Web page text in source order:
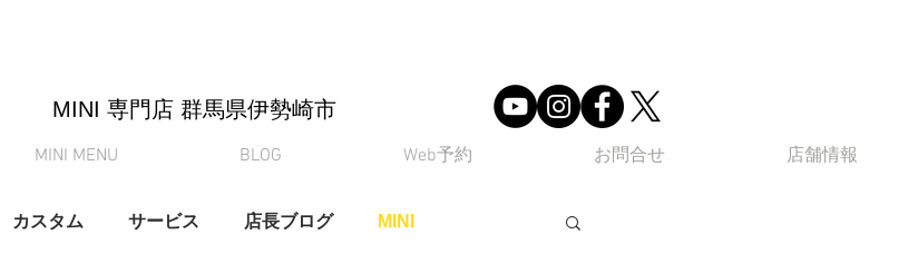
MINI 専門店 ​群馬県伊勢崎市
MINI MENU BLOG Web予約 お問合せ 店舗情報
カスタム サービス 店長ブログ MINI